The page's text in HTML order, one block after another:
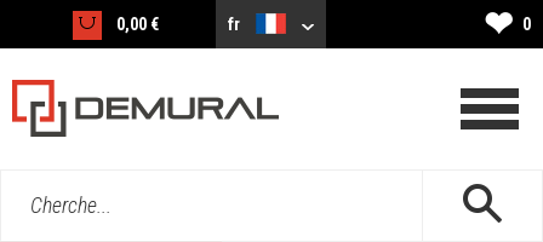
0,00 € fr ❤ 0
Cherche...